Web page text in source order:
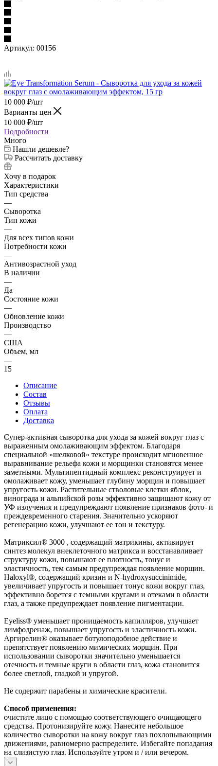
Артикул: 00156
10 000 ₽/шт
Варианты цен
10 000 ₽/шт
Подробности
Много
Нашли дешевле?
Рассчитать доставку
Хочу в подарок
Характеристики
Тип средства
—
Сыворотка
Тип кожи
—
Для всех типов кожи
Потребности кожи
—
Антивозрастной уход
В наличии
—
Да
Состояние кожи
—
Обновление кожи
Производство
—
США
Объем, мл
—
15
Описание
Состав
Отзывы
Оплата
Доставка
Супер-активная сыворотка для ухода за кожей вокруг глаз с
выраженным омолаживающим эффектом. Благодаря
специальной «шелковой» текстуре происходит мгновенное
выравнивание рельефа кожи и морщинки становятся менее
заметными. Мультипептидный комплекс реконструирует и
омолаживает кожу, уменьшает глубину морщин и повышает
упругость кожи. Растительные стволовые клетки яблок,
винограда и альпийской розы эффективно защищают кожу от
УФ излучения и предупреждают появление признаков фото- и
преждевременного старения. Значительно ускоряют
регенерацию кожи, улучшают ее тон и текстуру.
Матриксил® 3000 , содержащий матрикины, активирует
синтез молекул внеклеточного матрикса и восстанавливает
структуру кожи, повышают ее плотность, тонус и
эластичность, тем самым предупреждая появление морщин.
Haloxyl®, содержащий кризин и N-hydroxysuccinimide,
увеличивает упругость и повышает тонус кожи вокруг глаз,
эффективно борется с темными кругами и отеками в области
глаз, а также предупреждает появление пигментации.
Eyeliss® уменьшает проницаемость капилляров, улучшает
лимфодренаж, повышает упругость и эластичность кожи.
Аргирелин® оказывает ботулоподобное действие и
препятствует появлению мимических морщин. При
использовании сыворотки значительно уменьшается
отечность и темные круги в области глаз, кожа становится
более светлой, гладкой и упругой.
Не содержит парабены и химические красители.
Способ применения:
очистите лицо с помощью соответствующего очищающего
средства. Протонизируйте кожу. Нанесите небольшое
количество сыворотки на кожу вокруг глаз похлопывающими
движениями, равномерно распределите. Избегайте попадания
на слизистую глаз. Используйте утром и / или вечером.